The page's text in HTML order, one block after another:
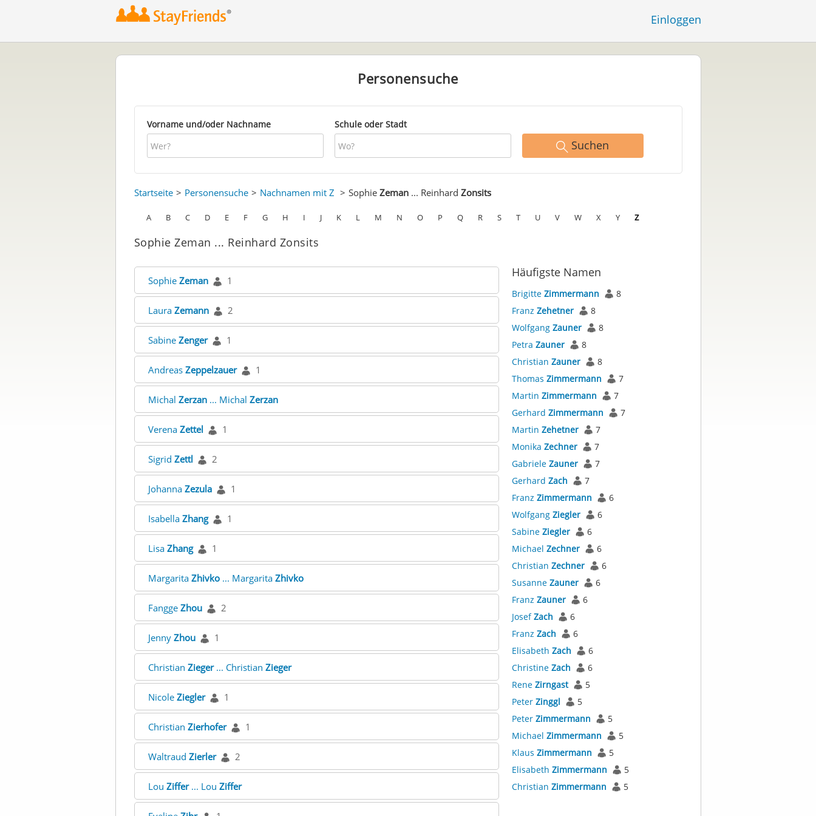
Einloggen
Personensuche
Vorname und/oder Nachname Schule oder Stadt
Suchen
Startseite Personensuche Nachnamen mit Z Sophie Zeman... Reinhard Zonsits
A B C D E F G H I J K L M N O P Q R S T U V W X Y Z
Sophie Zeman ... Reinhard Zonsits
Sophie Zeman 1
Laura Zemann 2
Sabine Zenger 1
Andreas Zeppelzauer 1
Michal Zerzan... Michal Zerzan
Verena Zettel 1
Sigrid Zettl 2
Johanna Zezula 1
Isabella Zhang 1
Lisa Zhang 1
Margarita Zhivko... Margarita Zhivko
Fangge Zhou 2
Jenny Zhou 1
Christian Zieger... Christian Zieger
Nicole Ziegler 1
Christian Zierhofer 1
Waltraud Zierler 2
Lou Ziffer... Lou Ziffer
Häufigste Namen
Brigitte Zimmermann
8
Franz Zehetner
8
Wolfgang Zauner
8
Petra Zauner
8
Christian Zauner
8
Thomas Zimmermann
7
Martin Zimmermann
7
Gerhard Zimmermann
7
Martin Zehetner
7
Monika Zechner
7
Gabriele Zauner
7
Gerhard Zach
7
Franz Zimmermann
6
Wolfgang Ziegler
6
Sabine Ziegler
6
Michael Zechner
6
Christian Zechner
6
Susanne Zauner
6
Franz Zauner
6
JosefZach
6
Franz Zach
6
Elisabeth Zach
6
Christine Zach
6
Rene Zirngast
5
Peter Zinggl
5
Peter Zimmermann
5
Michael Zimmermann
5
Klaus Zimmermann
5
Elisabeth Zimmermann
5
Christian Zimmermann 5